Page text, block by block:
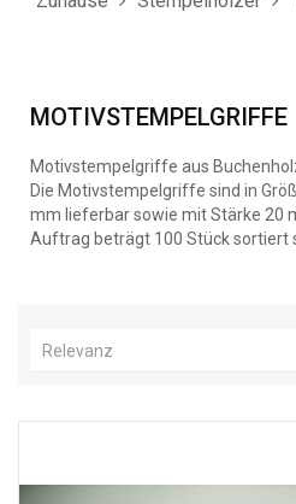
MOTIVSTEMPELGRIFFE
Motivstempelgriffe aus
Die Motivstempelgriffe sind in
mm lieferbar sowie mit Stärke 20
Auftrag beträgt 100 Stück sortiert
Relevanz